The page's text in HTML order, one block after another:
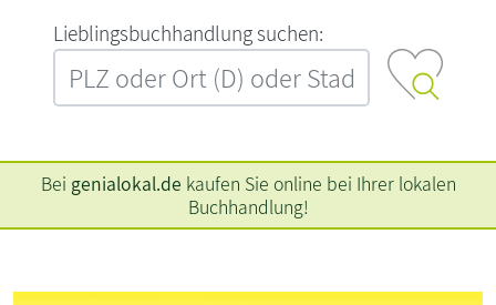
L‍i‍e‍b‍l‍i‍n‍g‍s‍b‍u‍c‍h‍h‍a‍n‍d‍l‍u‍n‍g‍ ‍s‍u‍c‍h‍e‍n‍:‍
Bei genialokal.de kaufen Sie online bei Ihrer lokalen
Buchhandlung!